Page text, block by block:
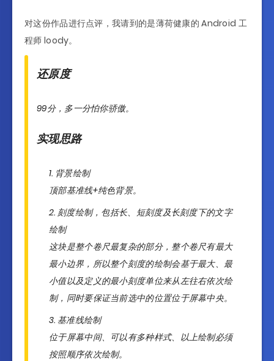
对这份作品进行点评，我请到的是薄荷健康的 Android 工
程师 loody。
还原度
99分，多一分怕你骄傲。
实现思路
背景绘制
顶部基准线+纯色背景。
刻度绘制，包括长、短刻度及长刻度下的文字
绘制
这块是整个卷尺最复杂的部分，整个卷尺有最大
最小边界，所以整个刻度的绘制会基于最大、最
小值以及定义的最小刻度单位来从左往右依次绘
制，同时要保证当前选中的位置位于屏幕中央。
基准线绘制
位于屏幕中间、可以有多种样式、以上绘制必须
按照顺序依次绘制。